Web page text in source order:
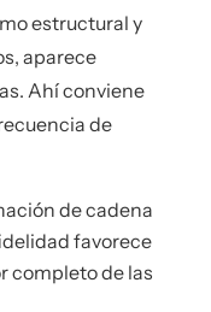
estructural y
aparece
Ahí conviene
de
de cadena
favorece
completo de las